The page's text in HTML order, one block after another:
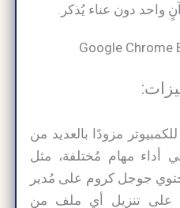
واحد دون عناء يُذكر.
مزودًا بالعديد من
أداء مهام مُختلفة، مثل
جوجل كروم على مُدير
على تنزيل أي ملف من